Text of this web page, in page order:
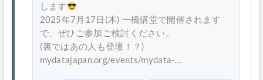
します
2025年7月17日(木) 一橋講堂で開催されます
で、ぜひご参加ご検討ください。
(裏ではあの人も登壇！？)
mydatajapan.org/events/mydata-…